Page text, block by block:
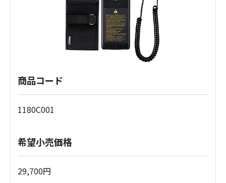
商品コード
1180C001
希望小売価格
29,700円